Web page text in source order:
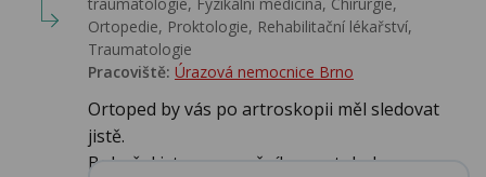
Ortopedie, Proktologie, Rehabilitační lékařství‎,
Traumatologie
Pracoviště: Úrazová nemocnice Brno
Ortoped by vás po artroskopii měl sledovat
jistě.
Bohužel jste z operačního protokolu neuve...